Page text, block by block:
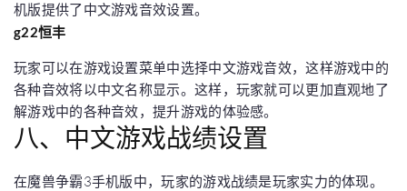
机版提供了中文游戏音效设置。
g22恒丰
玩家可以在游戏设置菜单中选择中文游戏音效，这样游戏中的
各种音效将以中文名称显示。这样，玩家就可以更加直观地了
解游戏中的各种音效，提升游戏的体验感。
八、中文游戏战绩设置
在魔兽争霸3手机版中，玩家的游戏战绩是玩家实力的体现。